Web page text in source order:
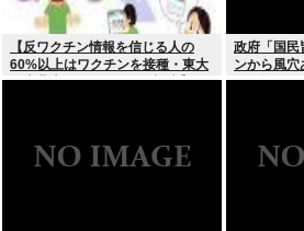
【反ワクチン情報を信じる人の
60%以上はワクチンを接種・東大
と東北大が3万1000人を調査】ワ
いる
政府「国民
ンから風
価4分の1